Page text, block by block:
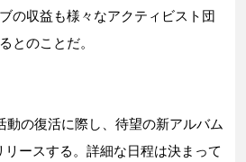
の収益も様々なアクティビスト団
とのことだ。
動の復活に際し、待望の新アルバム
リリースする。詳細な日程は決まって